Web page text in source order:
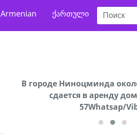
Armenian ქართული
В городе Ниноцминда
cдается в аренду
57Whatsap/
Продается машина марки
57Whatsap/